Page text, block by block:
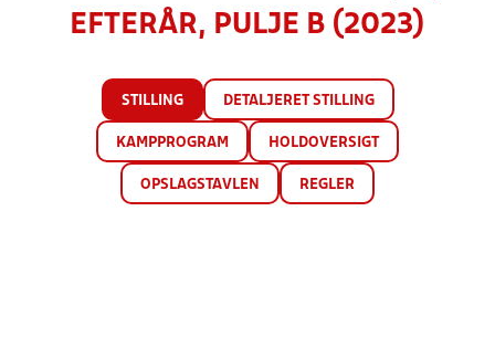
EFTERÅR, PULJE B (2023)
STILLING DETALJERET STILLING
KAMPPROGRAM HOLDOVERSIGT
OPSLAGSTAVLEN REGLER